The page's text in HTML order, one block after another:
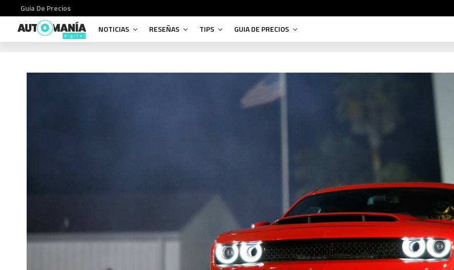
Guia De Precios
NOTICIAS
RESEÑAS TIPS GUIA DE PRECIOS